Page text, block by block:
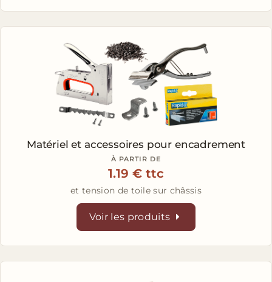
Matériel et accessoires pour encadrement
À PARTIR DE
1.19 € ttc
et tension de toile sur châssis
Voir les produits